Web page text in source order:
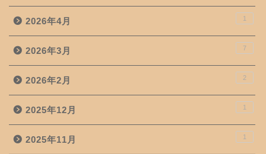
2026年4月 1
2026年3月 7
2026年2月 2
2025年12月 1
2025年11月 1